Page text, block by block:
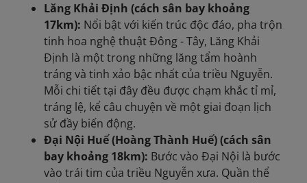
Lăng Khải Định (cách sân bay khoảng
17km): Nổi bật với kiến trúc độc đáo, pha trộn
tinh hoa nghệ thuật Đông - Tây, Lăng Khải
Định là một trong những lăng tẩm hoành
tráng và tinh xảo bậc nhất của triều Nguyễn.
Mỗi chi tiết tại đây đều được chạm khắc tỉ mỉ,
tráng lệ, kể câu chuyện về một giai đoạn lịch
sử đầy biến động.
Đại Nội Huế (Hoàng Thành Huế) (cách sân
bay khoảng 18km): Bước vào Đại Nội là bước
vào trái tim của triều Nguyễn xưa. Quần thể